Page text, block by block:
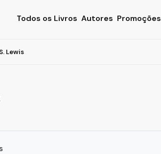
Todos os Livros Autores Promoções
Lewis